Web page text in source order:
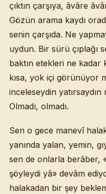
çıktın çarşıya, âvâre
Gözün arama kaydı
senin çarşıda. Ne
uydun. Bir sürü çıplağı
baktın etekleri ne kadar
kısa, yok içi
inceleseydin
Olmadı, olmadı.
Sen o gece manevî
yanında yalan, yemin,
sen de onlarla berâber,
şöyleydi yâ» devâm
halakadan bir şey